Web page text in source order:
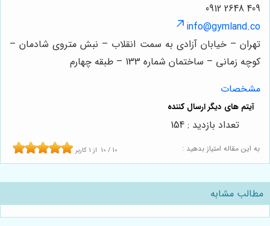
409 2648 0912
info@gymland.co
تهران – خیابان آزادی به سمت انقلاب – نبش متروی شادمان –
کوچه زمانی – ساختمان شماره 133 – طبقه چهارم
مشخصات
به این مقاله امتیاز بدهید : 10 / 10 از1 کاربر
تعداد بازدید : 154
مطالب مشابه